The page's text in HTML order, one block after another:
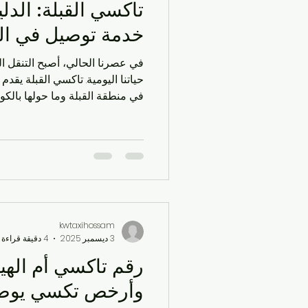
سيارات الأجرة الحياة
الحياة العملية في الكويت
توصيل سريع خدمات
خدمات النقل
تاكسي القبلة:
خدمة توصيل في
في عصرنا الحالي، أصبح التنقل
حياتنا
في منطقة القبلة وما حولها
على مدار 24 ساعة.
تاكسي قريب مني القبلة ؟"،
رقم تاكسي أم
وأرخص تكسي
kwtaxihossam
3 ديسمبر 2025
4 دقيقة قراءة